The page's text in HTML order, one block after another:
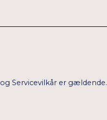
og Servicevilkår er gældende.